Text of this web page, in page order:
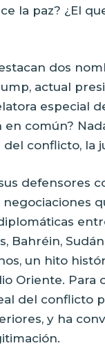
la paz? ¿El
dos
actual
especial
en común?
conflicto, la
defensores
Bahréin,
un hito
Oriente.
del conflicto
y ha